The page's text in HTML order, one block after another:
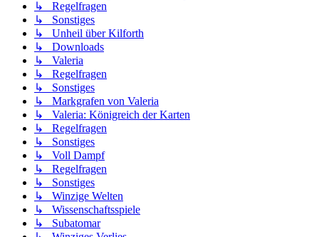
↳ Regelfragen
↳ Sonstiges
↳ Unheil über Kilforth
↳ Downloads
↳ Valeria
↳ Regelfragen
↳ Sonstiges
↳ Markgrafen von Valeria
↳ Valeria: Königreich der Karten
↳ Regelfragen
↳ Sonstiges
↳ Voll Dampf
↳ Regelfragen
↳ Sonstiges
↳ Winzige Welten
↳ Wissenschaftsspiele
↳ Subatomar